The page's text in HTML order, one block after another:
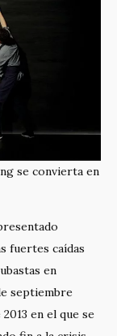
se convierta en
fuertes caídas
en
septiembre
en el que se